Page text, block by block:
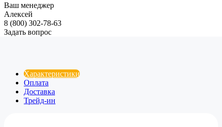
Ваш менеджер
Алексей
8 (800) 302-78-63
Задать вопрос
Характеристики
Оплата
Доставка
Трейд-ин